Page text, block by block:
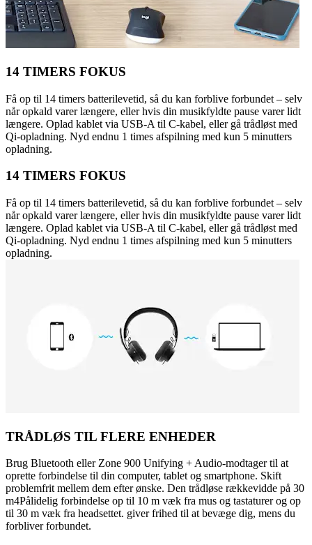
14 TIMERS FOKUS
Få op til 14 timers batterilevetid, så du kan forblive forbundet – selv
når opkald varer længere, eller hvis din musikfyldte pause varer lidt
længere. Oplad kablet via USB-A til C-kabel, eller gå trådløst med
Qi-opladning. Nyd endnu 1 times afspilning med kun 5 minutters
opladning.
14 TIMERS FOKUS
Få op til 14 timers batterilevetid, så du kan forblive forbundet – selv
når opkald varer længere, eller hvis din musikfyldte pause varer lidt
længere. Oplad kablet via USB-A til C-kabel, eller gå trådløst med
Qi-opladning. Nyd endnu 1 times afspilning med kun 5 minutters
opladning.
TRÅDLØS TIL FLERE ENHEDER
Brug Bluetooth eller Zone 900 Unifying + Audio-modtager til at
oprette forbindelse til din computer, tablet og smartphone. Skift
problemfrit mellem dem efter ønske. Den trådløse rækkevidde på 30
m4Pålidelig forbindelse op til 10 m væk fra mus og tastaturer og op
til 30 m væk fra headsettet. giver frihed til at bevæge dig, mens du
forbliver forbundet.